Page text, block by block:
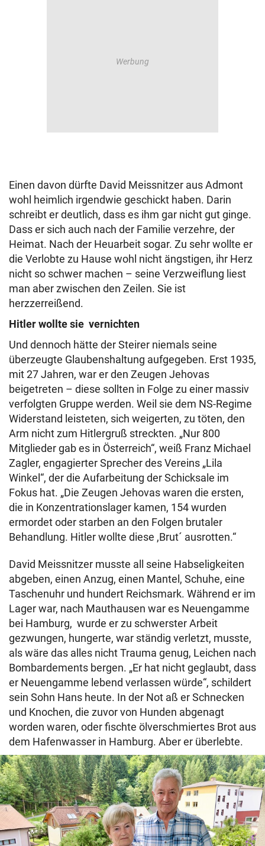
Einen davon dürfte David Meissnitzer aus Admont
wohl heimlich irgendwie geschickt haben. Darin
schreibt er deutlich, dass es ihm gar nicht gut ginge.
Dass er sich auch nach der Familie verzehre, der
Heimat. Nach der Heuarbeit sogar. Zu sehr wollte er
die Verlobte zu Hause wohl nicht ängstigen, ihr Herz
nicht so schwer machen – seine Verzweiflung liest
man aber zwischen den Zeilen. Sie ist
herzzerreißend.
Hitler wollte sie vernichten
Und dennoch hätte der Steirer niemals seine
überzeugte Glaubenshaltung aufgegeben. Erst 1935,
mit 27 Jahren, war er den Zeugen Jehovas
beigetreten – diese sollten in Folge zu einer massiv
verfolgten Gruppe werden. Weil sie dem NS-Regime
Widerstand leisteten, sich weigerten, zu töten, den
Arm nicht zum Hitlergruß streckten. „Nur 800
Mitglieder gab es in Österreich“, weiß Franz Michael
Zagler, engagierter Sprecher des Vereins „Lila
Winkel“, der die Aufarbeitung der Schicksale im
Fokus hat. „Die Zeugen Jehovas waren die ersten,
die in Konzentrationslager kamen, 154 wurden
ermordet oder starben an den Folgen brutaler
Behandlung. Hitler wollte diese ,Brut´ ausrotten.“
David Meissnitzer musste all seine Habseligkeiten
abgeben, einen Anzug, einen Mantel, Schuhe, eine
Taschenuhr und hundert Reichsmark. Während er im
Lager war, nach Mauthausen war es Neuengamme
bei Hamburg, wurde er zu schwerster Arbeit
gezwungen, hungerte, war ständig verletzt, musste,
als wäre das alles nicht Trauma genug, Leichen nach
Bombardements bergen. „Er hat nicht geglaubt, dass
er Neuengamme lebend verlassen würde“, schildert
sein Sohn Hans heute. In der Not aß er Schnecken
und Knochen, die zuvor von Hunden abgenagt
worden waren, oder fischte ölverschmiertes Brot aus
dem Hafenwasser in Hamburg. Aber er überlebte.